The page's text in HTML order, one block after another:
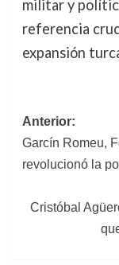
militar y
referencia
expansión
de
entradas
Anterior:
Garcín Romeu,
revolucionó la
Cristóbal